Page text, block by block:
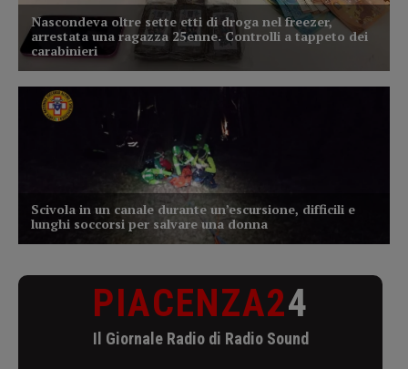
PIACENZA24
Il Giornale Radio di Radio Sound